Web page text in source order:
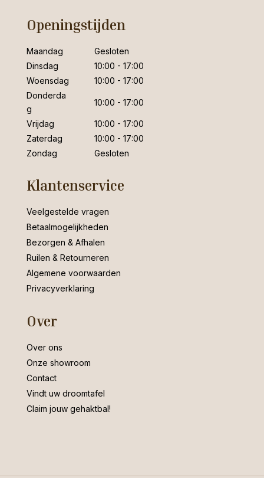
Openingstijden
Maandag
Gesloten
Dinsdag
10:00 - 17:00
Woensdag
10:00 - 17:00
Donderda
g
10:00 - 17:00
Vrijdag
10:00 - 17:00
Zaterdag
10:00 - 17:00
Zondag
Gesloten
Klantenservice
Veelgestelde vragen
Betaalmogelijkheden
Bezorgen & Afhalen
Ruilen & Retourneren
Algemene voorwaarden
Privacyverklaring
Over
Over ons
Onze showroom
Contact
Vindt uw droomtafel
Claim jouw gehaktbal!